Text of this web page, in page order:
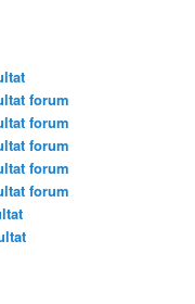
forum
forum
forum
forum
forum